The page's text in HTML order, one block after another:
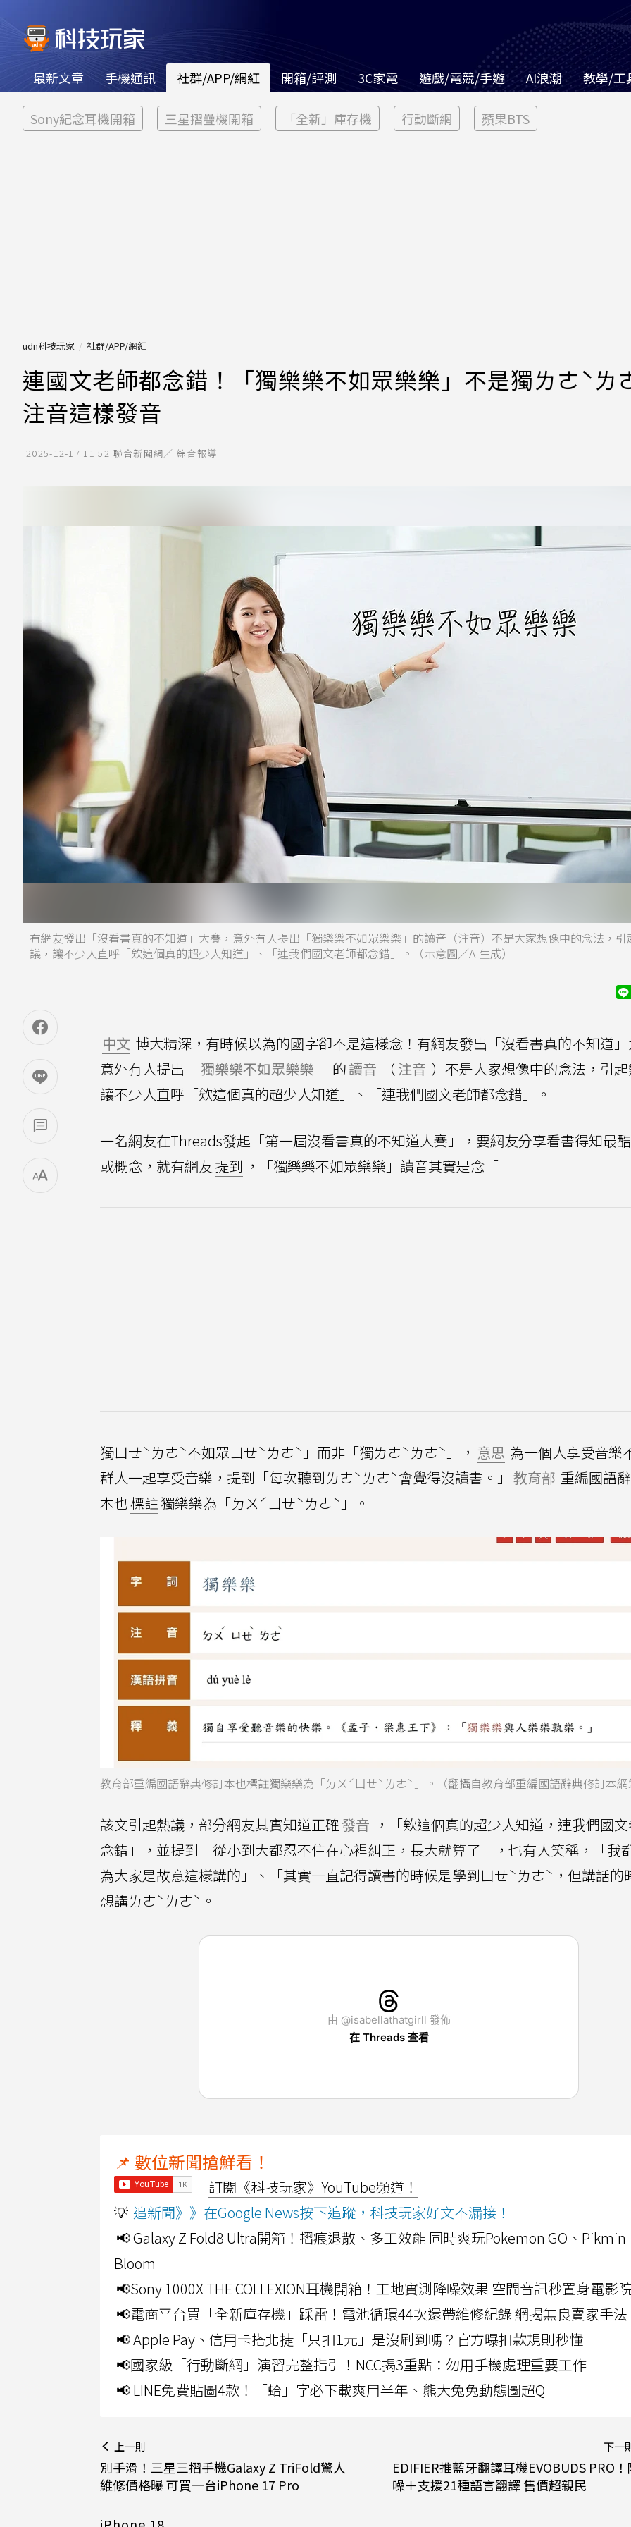
最新文章 手機通訊 社群/APP/網紅 開箱/評測 3C家電 遊戲/電競/手遊 AI浪潮 教學/工
Sony紀念耳機開箱 三星摺疊機開箱 「全新」庫存機 行動斷網 蘋果BTS
udn科技玩家 社群/APP/網紅
連國文老師都念錯！「獨樂樂不如眾樂樂」不是獨ㄌㄜˋㄌ
注音這樣發音
2025-12-17 11:52 聯合新聞網／ 綜合報導
有網友發出「沒看書真的不知道」大賽，意外有人提出「獨樂樂不如眾樂樂」的讀音（注音）不是大家想像中的念法，引
議，讓不少人直呼「欸這個真的超少人知道」、「連我們國文老師都念錯」。（示意圖／AI生成）
中文 博大精深，有時候以為的國字卻不是這樣念！有網友發出「沒看書真的不知道
意外有人提出「獨樂樂不如眾樂樂 」的讀音 （注音 ）不是大家想像中的念法，引
讓不少人直呼「欸這個真的超少人知道」、「連我們國文老師都念錯」。
一名網友在Threads發起「第一屆沒看書真的不知道大賽」，要網友分享看書得知最
或概念，就有網友提到 ，「獨樂樂不如眾樂樂」讀音其實是念「
獨ㄩㄝˋㄌㄜˋ不如眾ㄩㄝˋㄌㄜˋ」而非「獨ㄌㄜˋㄌㄜˋ」， 意思 為一個人享受音樂
群人一起享受音樂，提到「每次聽到ㄌㄜˋㄌㄜˋ會覺得沒讀書。」 教育部 重編國語
本也標註獨樂樂為「ㄉㄨˊㄩㄝˋㄌㄜˋ」。
教育部重編國語辭典修訂本也標註獨樂樂為「ㄉㄨˊㄩㄝˋㄌㄜˋ」。（翻攝自教育部重編國語辭典修訂本
該文引起熱議，部分網友其實知道正確發音 ，「欸這個真的超少人知道，連我們國
念錯」，並提到「從小到大都忍不住在心裡糾正，長大就算了」，也有人笑稱，「我
為大家是故意這樣講的」、「其實一直記得讀書的時候是學到ㄩㄝˋㄌㄜˋ，但講話的
想講ㄌㄜˋㄌㄜˋ。」
由 @isabellathatgirll 發佈
在 Threads 查看
📌 數位新聞搶鮮看！
訂閱《科技玩家》YouTube頻道！
💡 追新聞》》在Google News按下追蹤，科技玩家好文不漏接！
📢 Galaxy Z Fold8 Ultra開箱！摺痕退散、多工效能 同時爽玩Pokemon GO、Pikmin
Bloom
📢Sony 1000X THE COLLEXION耳機開箱！工地實測降噪效果 空間音訊秒置身電影
📢電商平台買「全新庫存機」踩雷！電池循環44次還帶維修紀錄 網揭無良賣家手法
📢 Apple Pay、信用卡搭北捷「只扣1元」是沒刷到嗎？官方曝扣款規則秒懂
📢國家級「行動斷網」演習完整指引！NCC揭3重點：勿用手機處理重要工作
📢 LINE免費貼圖4款！「蛤」字必下載爽用半年、熊大兔兔動態圖超Q
上一則
別手滑！三星三摺手機Galaxy Z TriFold驚人
維修價格曝 可買一台iPhone 17 Pro
下一
EDIFIER推藍牙翻譯耳機EVOBUDS PRO
噪＋支援21種語言翻譯 售價超親民